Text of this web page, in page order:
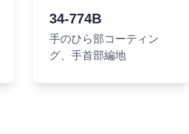
34-774B
手のひら部コーティン
グ、手首部編地